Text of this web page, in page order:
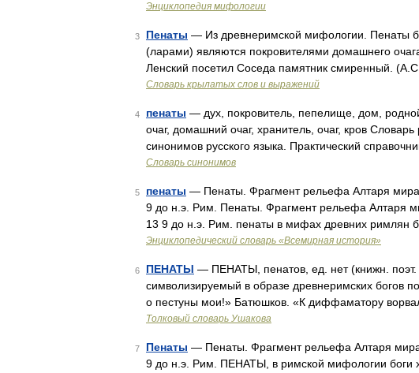
Энциклопедия мифологии
3 Пенаты — Из древнеримской мифологии. Пенаты
(ларами) являются покровителями домашнего
Ленский посетил Соседа памятник смиренный.
Словарь крылатых слов и выражений
4 пенаты — дух, покровитель, пепелище, дом,
очаг, домашний очаг, хранитель, очаг, кров
синонимов русского языка. Практический
Словарь синонимов
5 пенаты — Пенаты. Фрагмент рельефа Алтаря
9 до н.э. Рим. Пенаты. Фрагмент рельефа Алтаря
13 9 до н.э. Рим. пенаты в мифах древних римлян
Энциклопедический словарь «Всемирная история»
6 ПЕНАТЫ — ПЕНАТЫ, пенатов, ед. нет (книжн.
символизируемый в образе древнеримских богов
о пестуны мои!» Батюшков. «К диффаматору
Толковый словарь Ушакова
7 Пенаты — Пенаты. Фрагмент рельефа Алтаря
9 до н.э. Рим. ПЕНАТЫ, в римской мифологии боги